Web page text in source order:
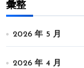
彙整
2026 年 5 月
2026 年 4 月